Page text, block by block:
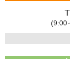
(9:00